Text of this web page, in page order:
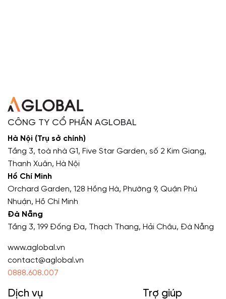
CÔNG TY CỔ PHẦN AGLOBAL
Hà Nội (Trụ sở chính)
Tầng 3, toà nhà G1, Five Star Garden, số 2 Kim Giang,
Thanh Xuân, Hà Nội
Hồ Chí Minh
Orchard Garden, 128 Hồng Hà, Phường 9, Quận Phú
Nhuận, Hồ Chí Minh
Đà Nẵng
Tầng 3, 199 Đống Đa, Thạch Thang, Hải Châu, Đà Nẵng
www.aglobal.vn
contact@aglobal.vn
0888.608.007
Dịch vụ Trợ giúp